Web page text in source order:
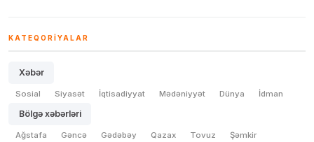
KATEQORIYALAR
Xəbər
Sosial Siyasət İqtisadiyyat Mədəniyyət Dünya İdman
Bölgə xəbərləri
Ağstafa Gəncə Gədəbəy Qazax Tovuz Şəmkir